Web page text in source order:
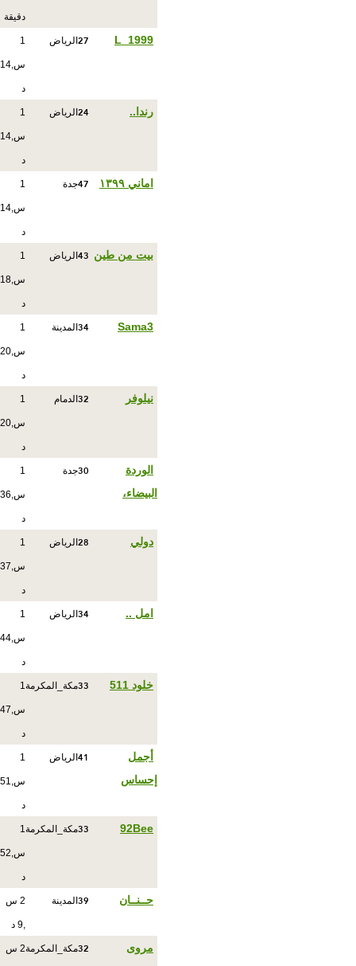
دقيقة
L_1999
27 الرياض 1
س,14
د
رندا.. 24 الرياض 1
س,14
د
اماني ١٣٩٩ 47جدة 1
س,14
د
بيت من طين 43 الرياض 1
س,18
د
Sama3
34 المدينة 1
س,20
د
نيلوفر 32 الدمام 1
س,20
د
الوردة
البيضاء،
30جدة 1
س,36
د
دولي 28 الرياض 1
س,37
د
امل .. 34 الرياض 1
س,44
د
خلود 511 33مكة_المكرمة1
س,47
د
أجمل
إحساس
41 الرياض 1
س,51
د
92Bee
33مكة_المكرمة1
س,52
د
حــنــان 39 المدينة 2 س
,9 د
مروى 32مكة_المكرمة 2 س